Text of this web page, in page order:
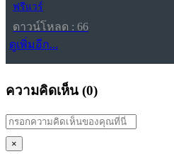
ฟรีแวร์
ดาวน์โหลด : 66
ดูเพิ่มอีก...
ความคิดเห็น (0)
×